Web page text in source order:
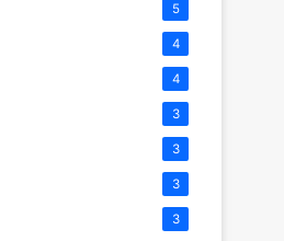
5
4
4
3
3
3
3